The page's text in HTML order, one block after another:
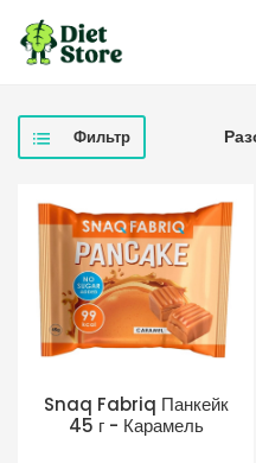
Фильтр
Snaq Fabriq Панкейк
45 г - Карамель